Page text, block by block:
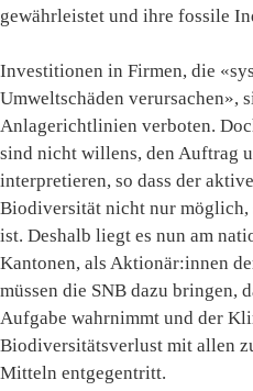
gewährleistet und ihre fossile
Investitionen in Firmen, die
Umweltschäden verursachen»,
Anlagerichtlinien verboten.
sind nicht willens, den Auftrag
interpretieren, so dass der
Biodiversität nicht nur möglich,
ist. Deshalb liegt es nun am
Kantonen, als Aktionär:innen
müssen die SNB dazu bringen,
Aufgabe wahrnimmt und der
Biodiversitätsverlust mit allen
Mitteln entgegentritt.